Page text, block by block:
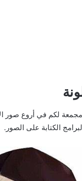
لكم في أروع صور